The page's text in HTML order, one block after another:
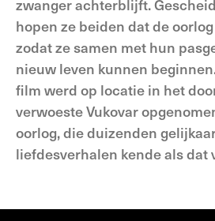
zwanger achterblijft.
hopen ze beiden dat de
zodat ze samen met hun
nieuw leven kunnen
film werd op locatie in het
verwoeste Vukovar
oorlog, die duizenden
liefdesverhalen kende als dat